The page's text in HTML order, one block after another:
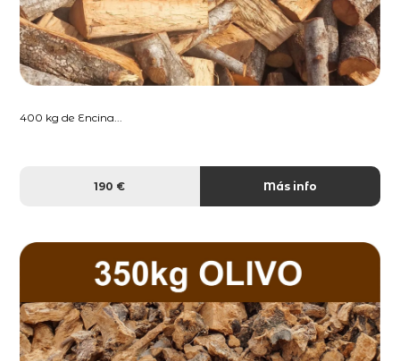
400 kg de Encina...
190 € Más info